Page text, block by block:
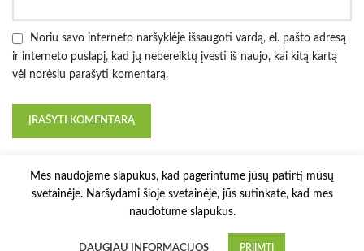
Noriu savo interneto naršyklėje išsaugoti vardą, el. pašto adresą
ir interneto puslapį, kad jų nebereiktų įvesti iš naujo, kai kitą kartą
vėl norėsiu parašyti komentarą.
Mes naudojame slapukus, kad pagerintume jūsų patirtį mūsų
svetainėje. Naršydami šioje svetainėje, jūs sutinkate, kad mes
naudotume slapukus.
DAUGIAU INFORMACIJOS PRIIMTI